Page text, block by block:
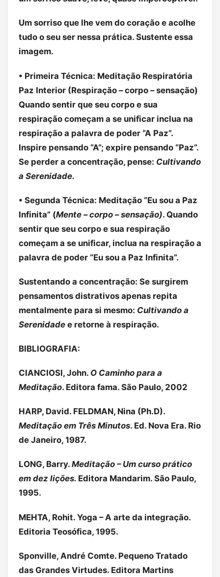
Um sorriso que lhe vem do coração e acolhe
tudo o seu ser nessa prática. Sustente essa
imagem.
• Primeira Técnica: Meditação Respiratória
Paz Interior (Respiração – corpo – sensação)
Quando sentir que seu corpo e sua
respiração começam a se unificar inclua na
respiração a palavra de poder “A Paz”.
Inspire pensando “A”; expire pensando “Paz”.
Se perder a concentração, pense: Cultivando
a Serenidade.
• Segunda Técnica: Meditação “Eu sou a Paz
Infinita” (Mente – corpo – sensação). Quando
sentir que seu corpo e sua respiração
começam a se unificar, inclua na respiração a
palavra de poder “Eu sou a Paz Infinita”.
Sustentando a concentração: Se surgirem
pensamentos distrativos apenas repita
mentalmente para si mesmo: Cultivando a
Serenidade e retorne à respiração.
BIBLIOGRAFIA:
CIANCIOSI, John. O Caminho para a
Meditação. Editora fama. São Paulo, 2002
HARP, David. FELDMAN, Nina (Ph.D).
Meditação em Três Minutos. Ed. Nova Era. Rio
de Janeiro, 1987.
LONG, Barry. Meditação – Um curso prático
em dez lições. Editora Mandarim. São Paulo,
1995.
MEHTA, Rohit. Yoga – A arte da integração.
Editoria Teosófica, 1995.
Sponville, André Comte. Pequeno Tratado
das Grandes Virtudes. Editora Martins